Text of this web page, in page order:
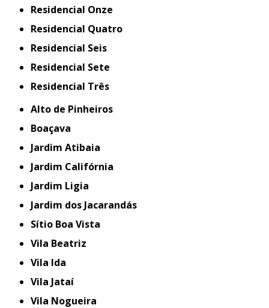
Residencial Onze
Residencial Quatro
Residencial Seis
Residencial Sete
Residencial Três
Alto de Pinheiros
Boaçava
Jardim Atibaia
Jardim Califórnia
Jardim Ligia
Jardim dos Jacarandás
Sítio Boa Vista
Vila Beatriz
Vila Ida
Vila Jataí
Vila Nogueira